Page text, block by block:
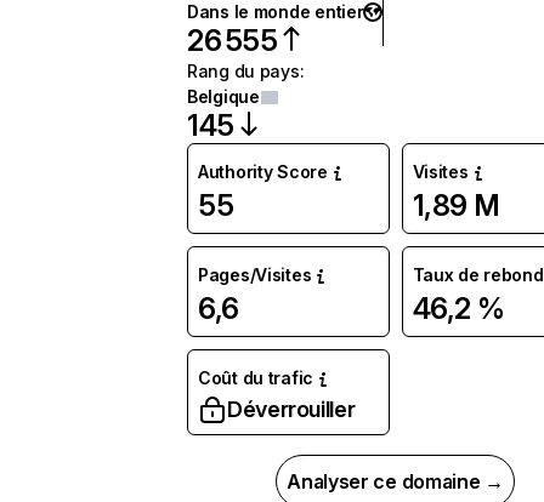
Dans le monde entier
26 555
Rang du pays:
Belgique
145
Authority Score
55
Visites
1,89 M
Pages/Visites
6,6
Taux de rebond
46,2 %
Coût du trafic
Déverrouiller
Analyser ce domaine →